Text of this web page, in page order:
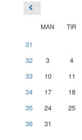
MAN TIR
31
32
3 4
33
10 11
34
17 18
35
24 25
36
31